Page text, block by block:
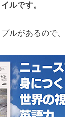
ルです。
ルがあるので